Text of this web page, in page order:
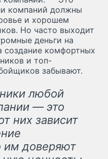
компаний должны
и хорошем
Но часто выходит
деньги на
создание комфортных
и топ-
забывают.
любой
— это
них зависит
им доверяют